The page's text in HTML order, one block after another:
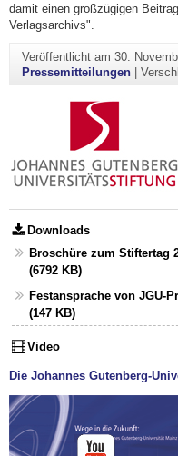
damit einen großzügigen
Verlagsarchivs".
Veröffentlicht am 30.
Pressemitteilungen|
Downloads
Broschüre zum Stiftertag
(6792 KB)
Festansprache von JGU-
(147 KB)
Video
Die Johannes Gutenberg-